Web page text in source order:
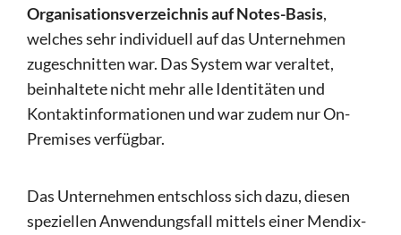
Organisationsverzeichnis auf Notes-Basis,
welches sehr individuell auf das Unternehmen
zugeschnitten war. Das System war veraltet,
beinhaltete nicht mehr alle Identitäten und
Kontaktinformationen und war zudem nur On-
Premises verfügbar.
Das Unternehmen entschloss sich dazu, diesen
speziellen Anwendungsfall mittels einer Mendix-